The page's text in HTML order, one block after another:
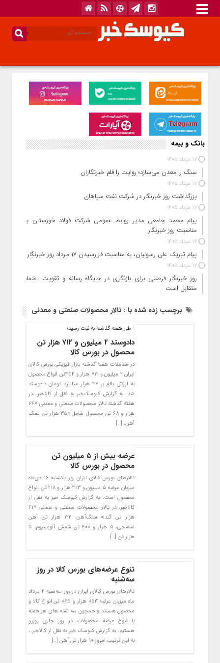
بانک و بیمه
17 مرداد 1405
سنگ را معدن می‌سازد؛ روایت را قلم خبرنگاران
17 مرداد 1405
بزرگداشت روز خبرنگار در شرکت نفت سپاهان
17 مرداد 1405
پیام محمد جامعی مدیر روابط عمومی شرکت فولاد خوزستان به
مناسبت روز خبرنگار
17 مرداد 1405
پیام تبریک علی رسولیان، به مناسبت فرارسیدن ۱۷ مرداد روز خبرنگار
17 مرداد 1405
روز خبرنگار فرصتی برای بازنگری در جایگاه رسانه و تقویت اعتماد
متقابل است
برچسب زده شده با : تالار محصولات صنعتی و معدنی
طی هفته گذشته به ثبت رسید؛
دادوستد ۲ میلیون و ۷۱۲ هزار تن
محصول در بورس کالا
در معاملات هفته گذشته بازار فیزیکی بورس کالای
ایران ۲ میلیون و ۷۱۲ هزار و ۴۵۴تن انواع محصول
به ارزش بالغ بر ۳۷ هزار میلیارد تومان دادوستد
شد. به گزارش کیوسک‌خبر به نقل از کالاخبر ،در
هفته گذشته تالار محصولات صنعتی و معدنی ۶۴۷
هزار و ۶۸ تن محصول شامل ۳۵۰ هزار تن سنگ
آهن، […]
عرضه بیش از ۵ میلیون تن
محصول در بورس کالا
تالارهای بورس کالای ایران روز یکشنبه ۱۶ دی‌ماه
میزبان عرضه ۵ میلیون و ۳۰۳ هزار و ۲۱۸ تن انواع
محصول است. به گزارش کیوسک خبر به نقل از
کالاخبر، در تالار محصولات صنعتی و معدنی ۶۱۷
هزار تن گندله سنگ‌آهن، ۱۲۲ هزار تن آهن
اسفنجی، ۵ هزار و ۴۰۰ تن شمش آلومینیوم، ۵
هزار تن […]
تنوع عرضه‌های بورس کالا در روز
سه‌شنبه
تالارهای بورس کالای ایران در روز سه‌شنبه ۲ مرداد
ماه میزبان عرضه ۸۵۳ هزار و ۸۶۵ تن انواع کالا و
محصول هستند و همچون سه شنبه های هر هفته
با تنوع عرضه محصولات در روز جاری روبرو
هستیم. به گزارش کیوسک خبر به نقل از کالاخبر ،
به این ترتیب امروز ۹۰ هزار تن آهن […]